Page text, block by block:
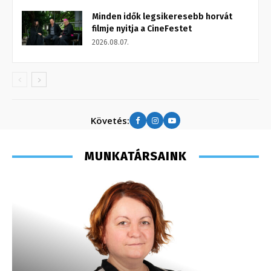
Minden idők legsikeresebb horvát
filmje nyitja a CineFestet
2026.08.07.
Követés:
MUNKATÁRSAINK